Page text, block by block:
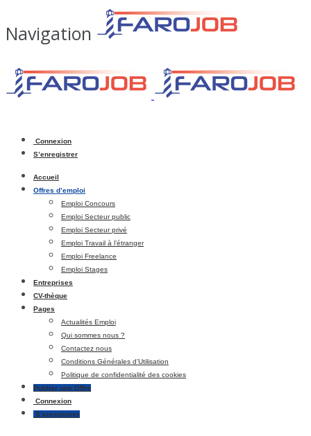
Navigation
Connexion
S’enregistrer
Accueil
Offres d’emploi
Emploi Concours
Emploi Secteur public
Emploi Secteur privé
Emploi Travail à l’étranger
Emploi Freelance
Emploi Stages
Entreprises
CV-thèque
Pages
Actualités Emploi
Qui sommes nous ?
Contactez nous
Conditions Générales d’Utilisation
Politique de confidentialité des cookies
Publier une Offre
Connexion
S’enregistrer